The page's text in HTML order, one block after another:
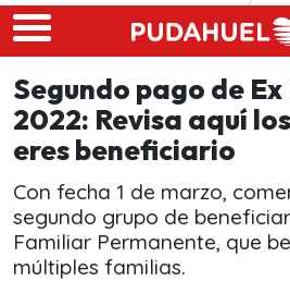
Skip to main content
Segundo pago de
2022: Revisa aquí
eres beneficiario
Con fecha 1 de marzo,
segundo grupo de
Familiar Permanente, que
múltiples familias.